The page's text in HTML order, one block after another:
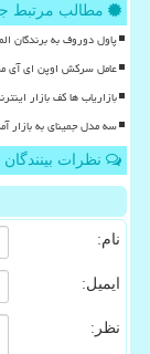
مطالب مرتبط
پاول دوروف به برندگان
عامل سرکش اوپن ای آی
بازاریاب ها کف بازار
سه مدل جمینای به بازار
نظرات
نام:
ایمیل:
نظر: